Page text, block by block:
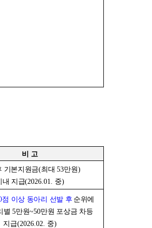
비 고
기본지원금(최대53만원)
내 지급(2026.01. 중)
점 이상 동아리 선발 후 순위에
별 5만원~50만원 포상금 차등
지급(2026.02. 중)